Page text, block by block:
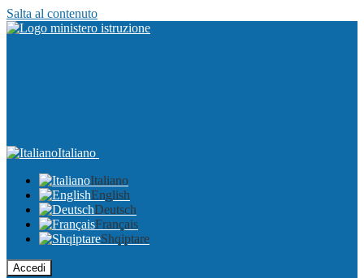
Salta al contenuto
Italiano
Italiano
English
Deutsch
Français
Shqiptare
Accedi